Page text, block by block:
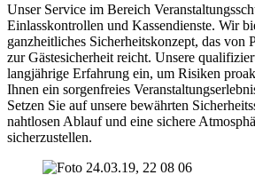
Unser Service im Bereich
Einlasskontrollen und Kassendienste. Wir
ganzheitliches Sicherheitskonzept, das von
zur Gästesicherheit reicht. Unsere
langjährige Erfahrung ein, um Risiken
Ihnen ein sorgenfreies
Setzen Sie auf unsere bewährten
nahtlosen Ablauf und eine sichere
sicherzustellen.